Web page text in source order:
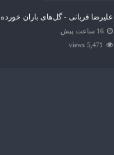
علیرضا قربانی - گل‌های باران خورده
16 ساعت پیش
5,471 views